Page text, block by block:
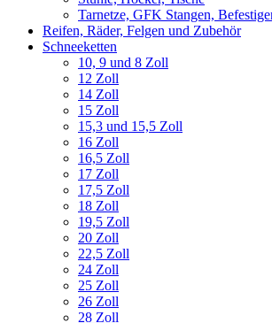
Tarnetze, GFK Stangen,
Reifen, Räder, Felgen und Zubehör
Schneeketten
10, 9 und 8 Zoll
12 Zoll
14 Zoll
15 Zoll
15,3 und 15,5 Zoll
16 Zoll
16,5 Zoll
17 Zoll
17,5 Zoll
18 Zoll
19,5 Zoll
20 Zoll
22,5 Zoll
24 Zoll
25 Zoll
26 Zoll
28 Zoll